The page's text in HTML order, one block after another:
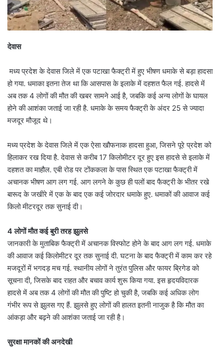
देवास
मध्य प्रदेश के देवास जिले में एक पटाखा फैक्ट्री में हुए भीषण धमाके से बड़ा हादसा
हो गया. धमाका इतना तेज था कि आसपास के इलाके में दहशत फैल गई. हादसे में
अब तक 4 लोगों की मौत की खबर सामने आई है, जबकि कई अन्य लोगों के घायल
होने की आशंका जताई जा रही है. धमाके के समय फैक्ट्री के अंदर 25 से ज्यादा
मजदूर मौजूद थे।
मध्य प्रदेश के देवास जिले में एक ऐसा खौफनाक हादसा हुआ, जिसने पूरे प्रदेश को
हिलाकर रख दिया है. देवास से करीब 17 किलोमीटर दूर हुए इस हादसे से इलाके में
दहशत का माहौल. एबी रोड पर टोंककला के पास स्थित एक पटाखा फैक्ट्री में
अचानक भीषण आग लग गई. आग लगने के कुछ ही पलों बाद फैक्ट्री के भीतर रखे
बारूद के जखीरे में एक के बाद एक कई जोरदार धमाके हुए. धमाकों की आवाज कई
किलो मीटरदूर तक सुनाई दी।
4 लोगों मौत कई बुरी तरह झुलसे
जानकारी के मुताबिक फैक्ट्री में अचानक विस्फोट होने के बाद आग लग गई. धमाके
की आवाज कई किलोमीटर दूर तक सुनाई दी. घटना के बाद फैक्ट्री में काम कर रहे
मजदूरों में भगदड़ मच गई. स्थानीय लोगों ने तुरंत पुलिस और फायर ब्रिगेड को
सूचना दी, जिसके बाद राहत और बचाव कार्य शुरू किया गया. इस हृदयविदारक
हादसे में अब तक 4 लोगों की मौत की पुष्टि हो चुकी है, जबकि कई अधिक लोग
गंभीर रूप से झुलस गए हैं. झुलसे हुए लोगों की हालत इतनी नाजुक है कि मौत का
आंकड़ा और बढ़ने की आशंका जताई जा रही है।
सुरक्षा मानकों की अनदेखी